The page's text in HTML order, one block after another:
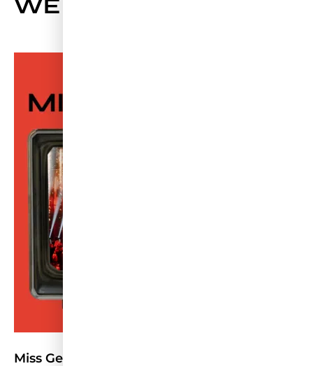
WEITERE NEWS
Miss Germany stellt Wettbewerb neu auf